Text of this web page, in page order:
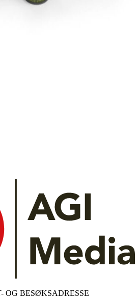
OG BESØKSADRESSE